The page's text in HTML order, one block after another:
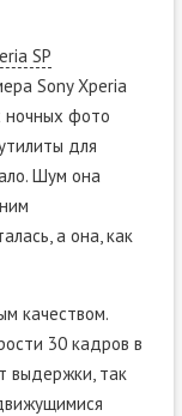
SP
Sony Xperia
ночных фото
для
Шум она
а она, как
качеством.
30 кадров в
выдержки, так